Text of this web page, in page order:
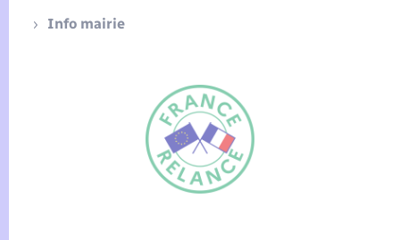
FR
Info mairie